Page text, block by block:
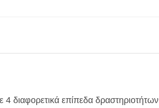
4 διαφορετικά επίπεδα δραστηριοτήτων